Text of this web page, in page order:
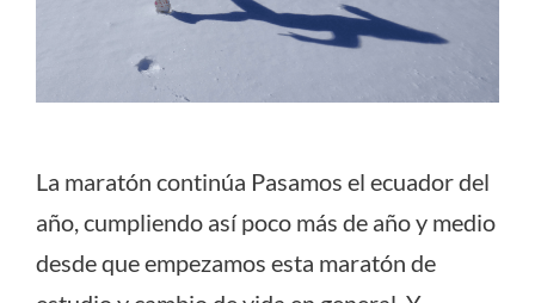
La maratón continúa Pasamos el ecuador del
año, cumpliendo así poco más de año y medio
desde que empezamos esta maratón de